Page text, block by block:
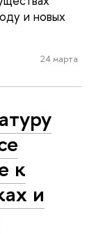
и новых
24 марта
к
и